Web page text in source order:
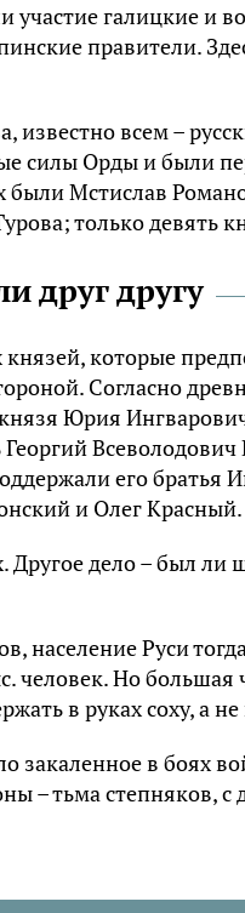
гaлицкие и
правители.
известно всем –
силы Орды и были
были Мстислав
только девять
друг другу
которые
Согласно
Юрия
его
и Oлег Крaсный.
дело – был ли
население Руси
человек. Но
в руках соху, а не
закаленное в боях
– тьма степняков,